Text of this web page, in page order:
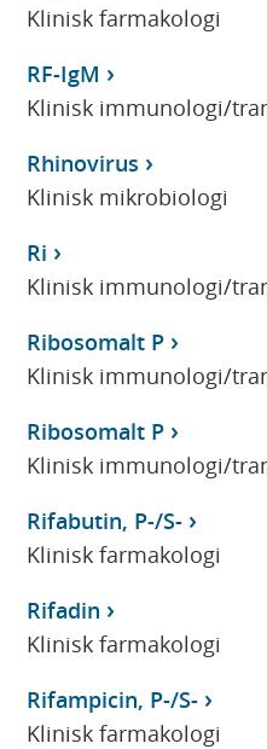
Klinisk farmakologi
RF-IgM
Klinisk immunologi/
Rhinovirus
Klinisk mikrobiologi
Ri
Klinisk immunologi/
Ribosomalt P
Klinisk immunologi/
Ribosomalt P
Klinisk immunologi/
Rifabutin, P-/S-
Klinisk farmakologi
Rifadin
Klinisk farmakologi
Rifampicin, P-/S-
Klinisk farmakologi